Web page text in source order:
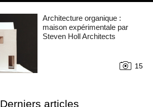
Architecture organique :
maison expérimentale par
Steven Holl Architects
15
Derniers articles